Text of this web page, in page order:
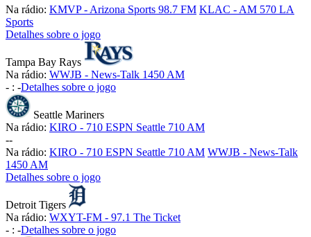
Na rádio: KMVP - Arizona Sports 98.7 FM KLAC - AM 570 LA
Sports
Detalhes sobre o jogo
Tampa Bay Rays
Na rádio: WWJB - News-Talk 1450 AM
- : -Detalhes sobre o jogo
Seattle Mariners
Na rádio: KIRO - 710 ESPN Seattle 710 AM
--
Na rádio: KIRO - 710 ESPN Seattle 710 AM WWJB - News-Talk
1450 AM
Detalhes sobre o jogo
Detroit Tigers
Na rádio: WXYT-FM - 97.1 The Ticket
- : -Detalhes sobre o jogo